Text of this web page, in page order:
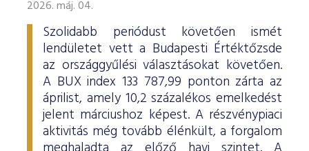
2026. máj. 04.
Szolidabb periódust követően ismét
lendületet vett a Budapesti Értéktőzsde
az országgyűlési választásokat követően.
A BUX index 133 787,99 ponton zárta az
áprilist, amely 10,2 százalékos emelkedést
jelent márciushoz képest. A részvénypiaci
aktivitás még tovább élénkült, a forgalom